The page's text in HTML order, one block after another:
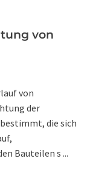
von
von
der
die sich
Bauteilen s ...